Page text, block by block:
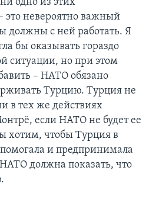
одно из этих
это невероятно важный
с ней работать. Я
бы оказывать гораздо
ситуации, но при этом
– НАТО обязано
Турцию. Турция не
в тех же действиях
если НАТО не будет ее
хотим, чтобы Турция в
и предпринимала
должна показать, что